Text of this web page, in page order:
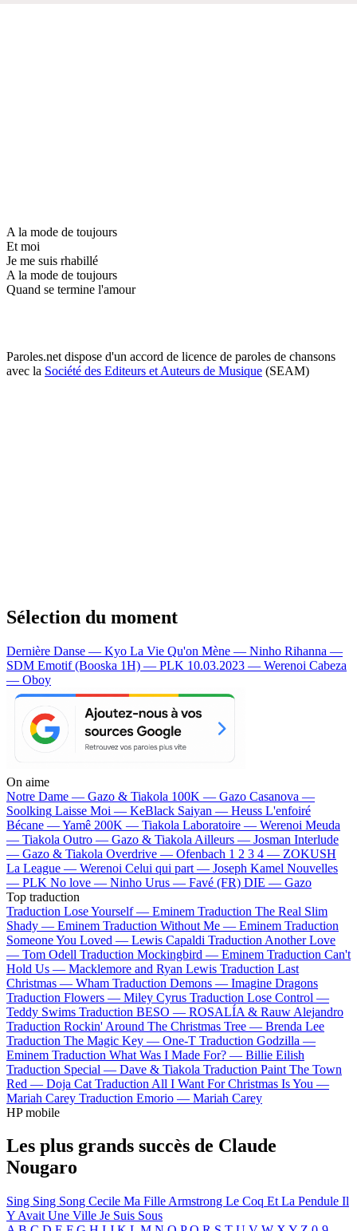
A la mode de toujours
Et moi
Je me suis rhabillé
A la mode de toujours
Quand se termine l'amour
Paroles.net dispose d'un accord de licence de paroles de chansons
avec la Société des Editeurs et Auteurs de Musique (SEAM)
Sélection du moment
Dernière Danse — Kyo La Vie Qu'on Mène — Ninho Rihanna —
SDM Emotif (Booska 1H) — PLK 10.03.2023 — Werenoi Cabeza
— Oboy
On aime
Notre Dame — Gazo & Tiakola 100K — Gazo Casanova —
Soolking Laisse Moi — KeBlack Saiyan — Heuss L'enfoiré
Bécane —Yamê 200K — Tiakola Laboratoire — Werenoi Meuda
— Tiakola Outro — Gazo & Tiakola Ailleurs — Josman Interlude
— Gazo & Tiakola Overdrive — Ofenbach 1 2 3 4 — ZOKUSH
La League — Werenoi Celui qui part — Joseph Kamel Nouvelles
— PLK No love — Ninho Urus — Favé (FR) DIE — Gazo
Top traduction
Traduction Lose Yourself — Eminem Traduction The Real Slim
Shady — Eminem Traduction Without Me — Eminem Traduction
Someone You Loved — Lewis Capaldi Traduction Another Love
— Tom Odell Traduction Mockingbird — Eminem Traduction Can't
Hold Us — Macklemore and Ryan Lewis Traduction Last
Christmas — Wham Traduction Demons — Imagine Dragons
Traduction Flowers — Miley Cyrus Traduction Lose Control —
Teddy Swims Traduction BESO — ROSALÍA & Rauw Alejandro
Traduction Rockin' Around The Christmas Tree — Brenda Lee
Traduction The Magic Key — One-T Traduction Godzilla —
Eminem Traduction What Was I Made For? — Billie Eilish
Traduction Special — Dave & Tiakola Traduction Paint The Town
Red — Doja Cat Traduction All I Want For Christmas Is You —
Mariah Carey Traduction Emorio — Mariah Carey
HP mobile
Les plus grands succès de Claude
Nougaro
Sing Sing Song Cecile Ma Fille Armstrong Le Coq Et La Pendule Il
Y Avait Une Ville Je Suis Sous